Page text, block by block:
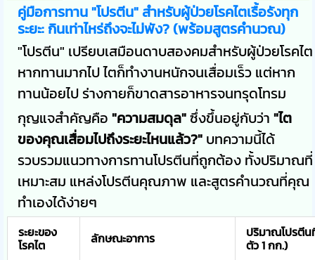
คู่มือการทาน "โปรตีน" สำหรับผู้ป่วยโรคไตเรื้อรังทุก
ระยะ: กินเท่าไหร่ถึงจะไม่พัง? (พร้อมสูตรคำนวณ)
"โปรตีน" เปรียบเสมือนดาบสองคมสำหรับผู้ป่วยโรคไต
หากทานมากไป ไตก็ทำงานหนักจนเสื่อมเร็ว แต่หาก
ทานน้อยไป ร่างกายก็ขาดสารอาหารจนทรุดโทรม
กุญแจสำคัญคือ "ความสมดุล"ซึ่งขึ้นอยู่กับว่า "ไต
ของคุณเสื่อมไปถึงระยะไหนแล้ว?" บทความนี้ได้
รวบรวมแนวทางการทานโปรตีนที่ถูกต้อง ทั้งปริมาณที่
เหมาะสม แหล่งโปรตีนคุณภาพ และสูตรคำนวณที่คุณ
ทำเองได้ง่ายๆ
ระยะของ
โรคไต ลักษณะอาการ ปริมาณโปรตี
ตัว 1 กก.)